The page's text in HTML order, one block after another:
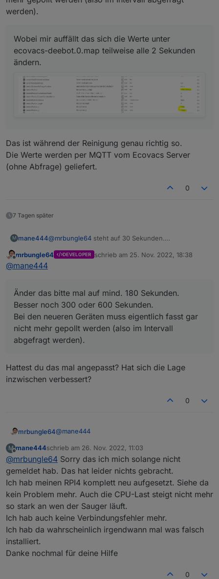
werden).
Wobei mir auffällt das sich die Werte unter
ecovacs-deebot.0.map teilweise alle 2 Sekunden
ändern.
Das ist während der Reinigung genau richtig so.
Die Werte werden per MQTT vom Ecovacs Server
(ohne Abfrage) geliefert.
0
7 Tagen später
M mane444@mrbungle64 steht auf 30 Sekunden.
deebot.0.map teilweise alle 2 Sekunden ändern.
mrbungle64 DEVELOPER schrieb am 25. Nov. 2022, 18:38
zuletzt editiert von
@mane444
Änder das bitte mal auf mind. 180 Sekunden.
Besser noch 300 oder 600 Sekunden.
Bei den neueren Geräten muss eigentlich fasst gar
nicht mehr gepollt werden (also im Intervall
abgefragt werden).
Hattest du das mal angepasst? Hat sich die Lage
inzwischen verbessert?
0
mrbungle64@mane444
Änder das bitte mal auf mind. 180 Sekunden.
Besser noch 300 oder 600 Sekunden.
Bei den neueren Geräten muss eigentlich
fasst gar nicht mehr gepollt werden (also im
Intervall abgefragt werden).
Hattest du das mal angepasst? Hat sich die Lage
inzwischen verbessert?
M
Offline
mane444schrieb am 26. Nov. 2022, 11:03
zuletzt editiert von
@mrbungle64 Sorry das ich mich solange nicht
gemeldet hab. Das hat leider nichts gebracht.
Ich hab meinen RPI4 komplett neu aufgesetzt. Siehe da
kein Problem mehr. Auch die CPU-Last steigt nicht mehr
so stark an wen der Sauger läuft.
Ich hab auch keine Verbindungsfehler mehr.
Ich hab da wahrscheinlich irgendwann mal was falsch
installiert.
Danke nochmal für deine Hilfe
0